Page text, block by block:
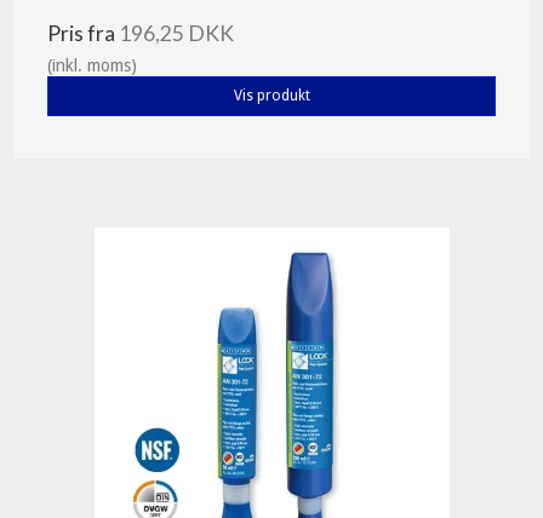
Pris fra 196,25 DKK
(inkl. moms)
Vis produkt